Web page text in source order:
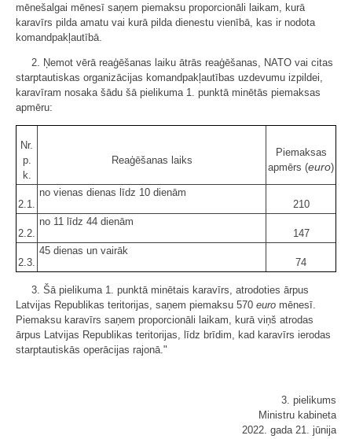
mēnešalgai mēnesī saņem piemaksu proporcionāli laikam, kurā
karavīrs pilda amatu vai kurā pilda dienestu vienībā, kas ir nodota
komandpakļautībā.
2. Ņemot vērā reaģēšanas laiku ātrās reaģēšanas, NATO vai citas
starptautiskas organizācijas komandpakļautības uzdevumu izpildei,
karavīram nosaka šādu šā pielikuma 1. punktā minētās piemaksas
apmēru:
Nr.
p.
k.
Reaģēšanas laiks
Piemaksas
apmērs (euro)
2.1.
no vienas dienas līdz 10 dienām
210
2.2.
no 11 līdz 44 dienām
147
2.3.
45 dienas un vairāk
74
3. Šā pielikuma 1. punktā minētais karavīrs, atrodoties ārpus
Latvijas Republikas teritorijas, saņem piemaksu 570 euro mēnesī.
Piemaksu karavīrs saņem proporcionāli laikam, kurā viņš atrodas
ārpus Latvijas Republikas teritorijas, līdz brīdim, kad karavīrs ierodas
starptautiskās operācijas rajonā."
3. pielikums
Ministru kabineta
2022. gada 21. jūnija